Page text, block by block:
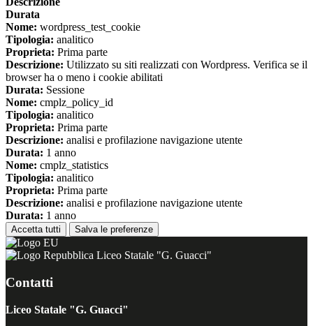
Durata
Nome: wordpress_test_cookie
Tipologia: analitico
Proprieta: Prima parte
Descrizione: Utilizzato su siti realizzati con Wordpress. Verifica se il
browser ha o meno i cookie abilitati
Durata: Sessione
Nome: cmplz_policy_id
Tipologia: analitico
Proprieta: Prima parte
Descrizione: analisi e profilazione navigazione utente
Durata: 1 anno
Nome: cmplz_statistics
Tipologia: analitico
Proprieta: Prima parte
Descrizione: analisi e profilazione navigazione utente
Durata: 1 anno
Accetta tutti Salva le preferenze
Liceo Statale "G. Guacci"
Contatti
Liceo Statale "G. Guacci"